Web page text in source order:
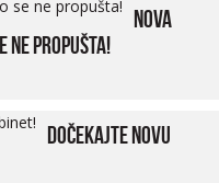
Nova
ne propušta!
Dočekajte Novu